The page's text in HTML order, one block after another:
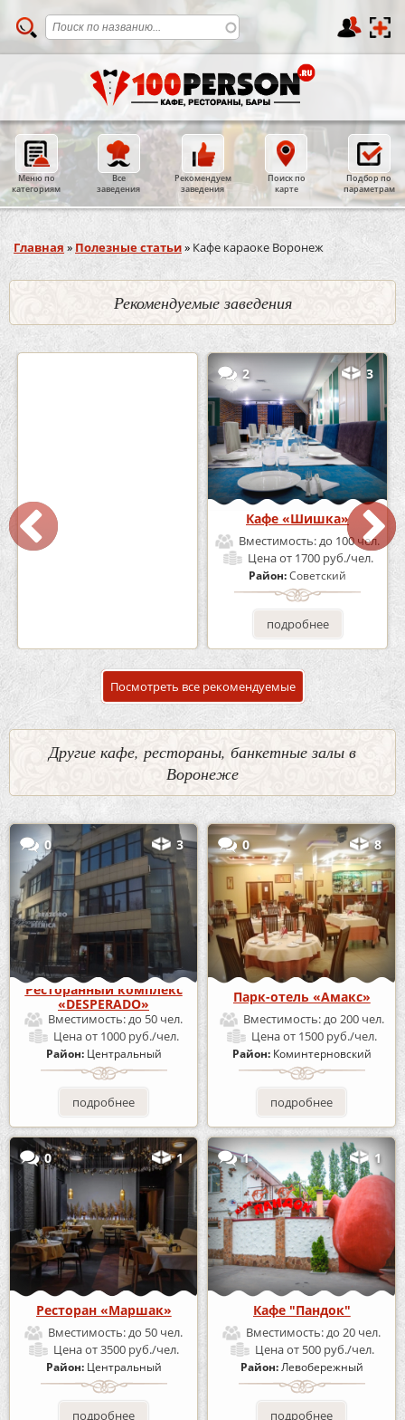
Меню по
категориям
Все
заведения
Рекомендуем
заведения
Поиск по
карте
Подбор по
параметрам
Вы здесь
Главная » Полезные статьи» Кафе караоке Воронеж
Рекомендуемые заведения
Кафе-Бар Бермуды
Вместимость:
2 3
Кафе «Шишка»
Вместимость:до 100 чел.
Ценаот 1700 руб./чел.
Район:Советский
подробнее
Посмотреть все рекомендуемые
Другие кафе, рестораны, банкетные залы в
Воронеже
0 3
Ресторанный комплекс
«DESPERADO»
Вместимость:до 50 чел.
Ценаот 1000 руб./чел.
Район: Центральный
подробнее
0 8
Парк-отель «Амакс»
Вместимость:до 200 чел.
Ценаот 1500 руб./чел.
Район: Коминтерновский
подробнее
0 1
Ресторан «Маршак»
Вместимость:до 50 чел.
Ценаот 3500 руб./чел.
Район: Центральный
подробнее
1 1
Кафе "Пандок"
Вместимость:до 20 чел.
Ценаот 500 руб./чел.
Район:Левобережный
подробнее